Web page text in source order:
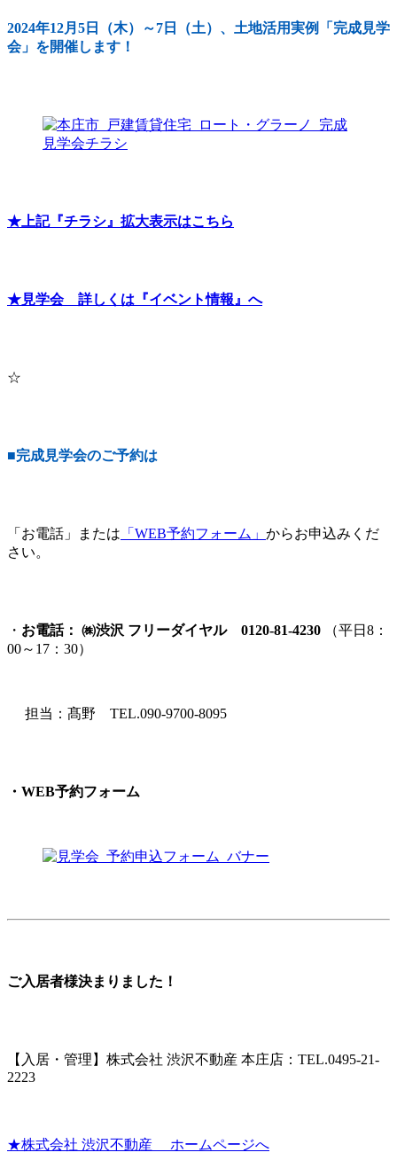
2024年12月5日（木）～7日（土）、土地活用実例「完成見学
会」を開催します！
★上記『チラシ』拡大表示はこちら
★見学会 詳しくは『イベント情報』へ
☆
■完成見学会のご予約は
「お電話」または 「WEB予約フォーム」 からお申込みくだ
さい。
・ お電話： ㈱渋沢 フリーダイヤル 0120-81-4230 （平日8：
00～17：30）
担当：髙野 TEL.090-9700-8095
・WEB予約フォーム
ご入居者様決まりました！
【入居・管理】株式会社 渋沢不動産 本庄店：TEL.0495-21-
2223
★株式会社 渋沢不動産 ホームページへ